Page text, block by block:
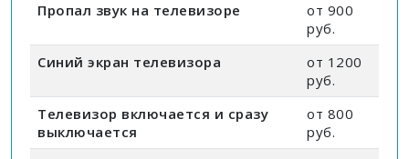
Пропал звук на телевизоре
от 900
руб.
Синий экран телевизора
от 1200
руб.
Телевизор включается и сразу
выключается
от 800
руб.